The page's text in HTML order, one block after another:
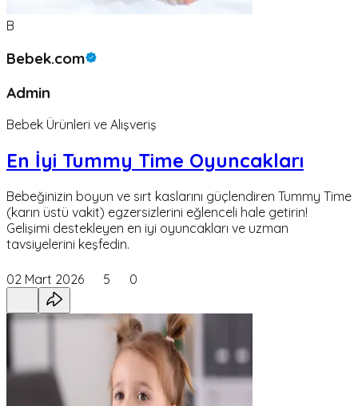
B
Bebek.com
Admin
Bebek Ürünleri ve Alışveriş
En İyi Tummy Time Oyuncakları
Bebeğinizin boyun ve sırt kaslarını güçlendiren Tummy Time
(karın üstü vakit) egzersizlerini eğlenceli hale getirin!
Gelişimi destekleyen en iyi oyuncakları ve uzman
tavsiyelerini keşfedin.
02 Mart 2026 5 0